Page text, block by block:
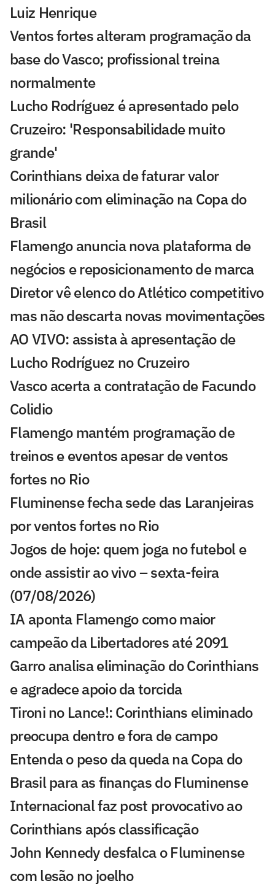
Luiz Henrique
Ventos fortes alteram programação da
base do Vasco; profissional treina
normalmente
Lucho Rodríguez é apresentado pelo
Cruzeiro: 'Responsabilidade muito
grande'
Corinthians deixa de faturar valor
milionário com eliminação na Copa do
Brasil
Flamengo anuncia nova plataforma de
negócios e reposicionamento de marca
Diretor vê elenco do Atlético competitivo
mas não descarta novas movimentações
AO VIVO: assista à apresentação de
Lucho Rodríguez no Cruzeiro
Vasco acerta a contratação de Facundo
Colidio
Flamengo mantém programação de
treinos e eventos apesar de ventos
fortes no Rio
Fluminense fecha sede das Laranjeiras
por ventos fortes no Rio
Jogos de hoje: quem joga no futebol e
onde assistir ao vivo – sexta-feira
(07/08/2026)
IA aponta Flamengo como maior
campeão da Libertadores até 2091
Garro analisa eliminação do Corinthians
e agradece apoio da torcida
Tironi no Lance!: Corinthians eliminado
preocupa dentro e fora de campo
Entenda o peso da queda na Copa do
Brasil para as finanças do Fluminense
Internacional faz post provocativo ao
Corinthians após classificação
John Kennedy desfalca o Fluminense
com lesão no joelho